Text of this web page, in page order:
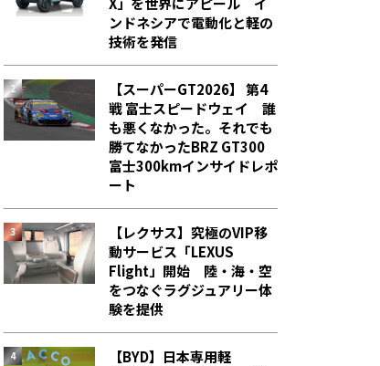
ンドネシアで電動化と軽の
技術を発信
【スーパーGT2026】 第4
戦 富士スピードウェイ 誰
も悪くなかった。それでも
勝てなかった――BRZ GT300
富士300kmインサイドレポ
ート
【レクサス】究極のVIP移
動サービス「LEXUS
Flight」開始 陸・海・空
をつなぐラグジュアリー体
験を提供
【BYD】日本専用軽